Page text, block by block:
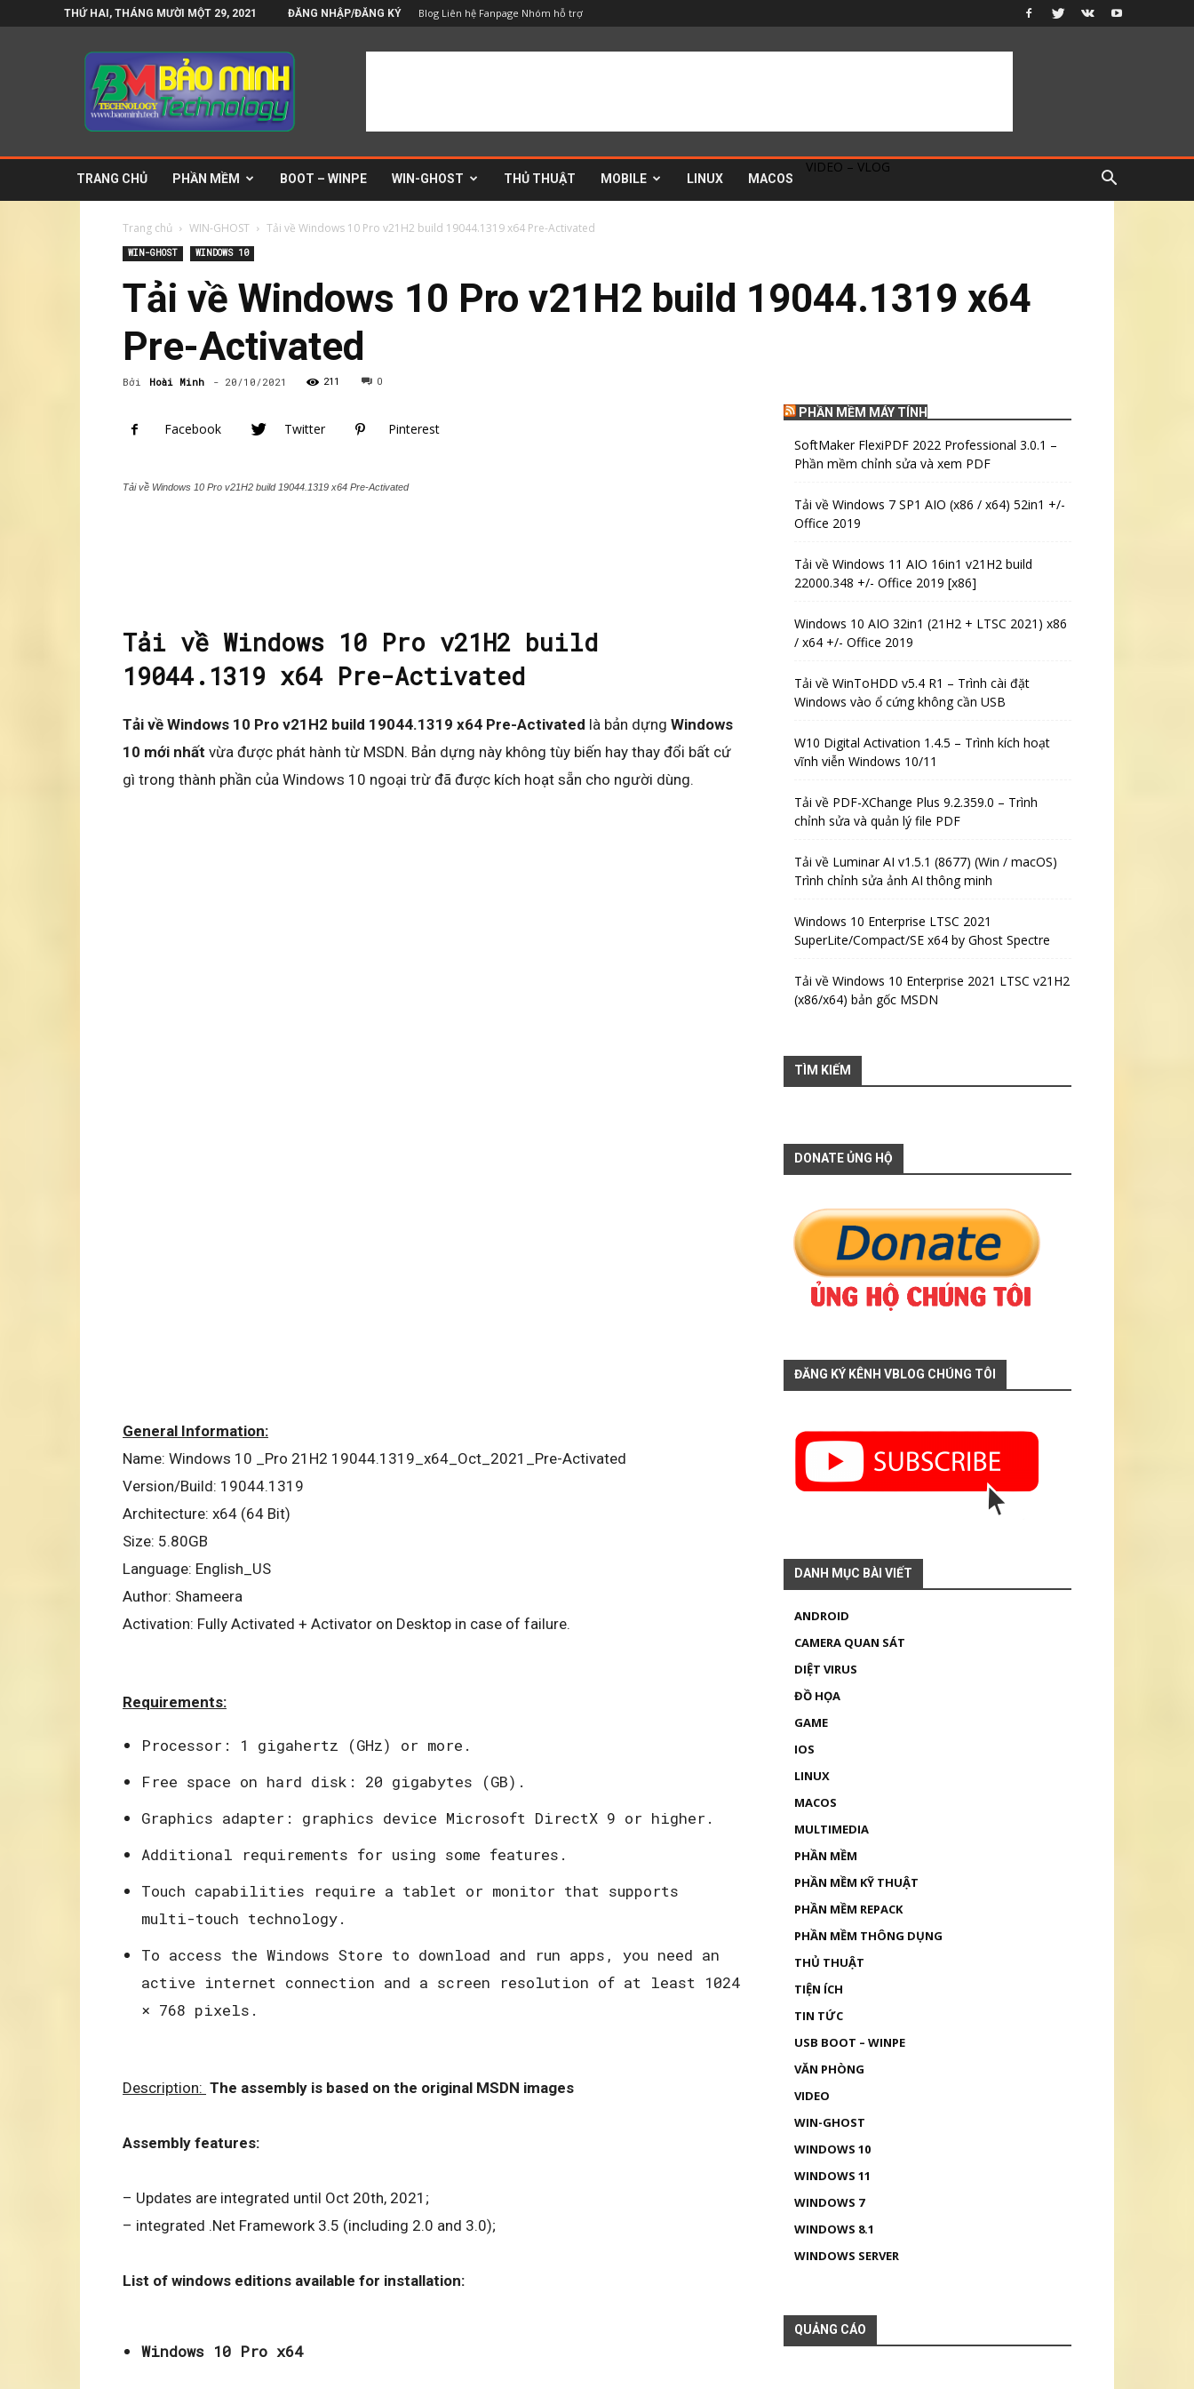
THỨ HAI, THÁNG MƯỜI MỘT 29, 2021 ĐĂNG NHẬP/ĐĂNG KÝ Blog Liên hệ Fanpage Nhóm hỗ trợ
Bảo
Technology
Blog
tin
công
TRANG CHỦ PHẦN MỀM BOOT – WINPE WIN-GHOST THỦ THUẬT MOBILE LINUX MACOS
VIDEO – VLOG
Trang chủ WIN-GHOST Tải về Windows 10 Pro v21H2 build 19044.1319 x64 Pre-Activated
WIN-GHOST WINDOWS 10
Tải về Windows 10 Pro v21H2 build 19044.1319 x64
Pre-Activated
Bởi Hoài Minh - 20/10/2021 211 0
Facebook Twitter Pinterest
Tải về Windows 10 Pro v21H2 build 19044.1319 x64 Pre-Activated
Tải về Windows 10 Pro v21H2 build
19044.1319 x64 Pre-Activated
Tải về Windows 10 Pro v21H2 build 19044.1319 x64 Pre-Activated là bản dựng Windows
10 mới nhất vừa được phát hành từ MSDN. Bản dựng này không tùy biến hay thay đổi bất cứ
gì trong thành phần của Windows 10 ngoại trừ đã được kích hoạt sẵn cho người dùng.
General Information:
Name: Windows 10 _Pro 21H2 19044.1319_x64_Oct_2021_Pre-Activated
Version/Build: 19044.1319
Architecture: x64 (64 Bit)
Size: 5.80GB
Language: English_US
Author: Shameera
Activation: Fully Activated + Activator on Desktop in case of failure.​
Requirements:
Processor: 1 gigahertz (GHz) or more.​
Free space on hard disk: 20 gigabytes (GB).​
Graphics adapter: graphics device Microsoft DirectX 9 or higher.​
Additional requirements for using some features.​
Touch capabilities require a tablet or monitor that supports
multi-touch technology.​
To access the Windows Store to download and run apps, you need an
active internet connection and a screen resolution of at least 1024
× 768 pixels.​
Description: The assembly is based on the original MSDN images
Assembly features:
– Updates are integrated until Oct 20th, 2021;​
– integrated .Net Framework 3.5 (including 2.0 and 3.0);​
List of windows editions available for installation:​
Windows 10 Pro x64
PHẦN MỀM MÁY TÍNH
SoftMaker FlexiPDF 2022 Professional 3.0.1 –
Phần mềm chỉnh sửa và xem PDF
Tải về Windows 7 SP1 AIO (x86 / x64) 52in1 +/-
Office 2019
Tải về Windows 11 AIO 16in1 v21H2 build
22000.348 +/- Office 2019 [x86]
Windows 10 AIO 32in1 (21H2 + LTSC 2021) x86
/ x64 +/- Office 2019
Tải về WinToHDD v5.4 R1 – Trình cài đặt
Windows vào ổ cứng không cần USB
W10 Digital Activation 1.4.5 – Trình kích hoạt
vĩnh viễn Windows 10/11
Tải về PDF-XChange Plus 9.2.359.0 – Trình
chỉnh sửa và quản lý file PDF
Tải về Luminar AI v1.5.1 (8677) (Win / macOS)
Trình chỉnh sửa ảnh AI thông minh
Windows 10 Enterprise LTSC 2021
SuperLite/Compact/SE x64 by Ghost Spectre
Tải về Windows 10 Enterprise 2021 LTSC v21H2
(x86/x64) bản gốc MSDN
TÌM KIẾM
DONATE ỦNG HỘ
ĐĂNG KÝ KÊNH VBLOG CHÚNG TÔI
DANH MỤC BÀI VIẾT
ANDROID
CAMERA QUAN SÁT
DIỆT VIRUS
ĐỒ HỌA
GAME
IOS
LINUX
MACOS
MULTIMEDIA
PHẦN MỀM
PHẦN MỀM KỸ THUẬT
PHẦN MỀM REPACK
PHẦN MỀM THÔNG DỤNG
THỦ THUẬT
TIỆN ÍCH
TIN TỨC
USB BOOT – WINPE
VĂN PHÒNG
VIDEO
WIN-GHOST
WINDOWS 10
WINDOWS 11
WINDOWS 7
WINDOWS 8.1
WINDOWS SERVER
QUẢNG CÁO